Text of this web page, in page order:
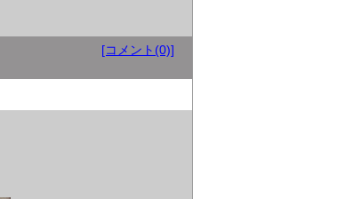
[コメント(0)]